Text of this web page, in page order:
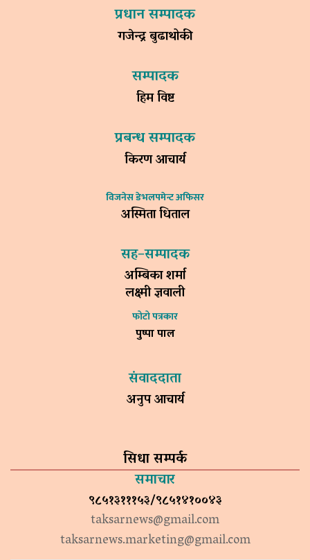
प्रधान सम्पादक
गजेन्द्र बुढाथोकी
सम्पादक
हिम विष्ट
प्रबन्ध सम्पादक
किरण आचार्य
विजनेस डेभलपमेन्ट अफिसर
अस्मिता धिताल
सह–सम्पादक
अम्बिका शर्मा
लक्ष्मी ज्ञवाली
फोटो पत्रकार
पुष्पा पाल
संवाददाता
अनुप आचार्य
सिधा सम्पर्क
समाचार
९८५१३१११५३/९८५१४१००४३
taksarnews@gmail.com
taksarnews.marketing@gmail.com